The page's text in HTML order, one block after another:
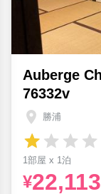
Auberge
76332v
勝浦
1部屋 x 1泊
¥22,113